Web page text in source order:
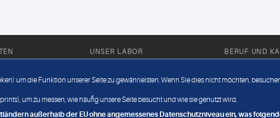
UNSER LABOR
Außendienst
BERUF UND
um die Funktion unserer Seite zu gewährleisten. Wenn Sie dies nicht möchten,
um zu messen, wie häufig unsere Seite besucht und wie sie genutzt wird.
außerhalb der EU ohne angemessenes Datenschutzniveau ein, was